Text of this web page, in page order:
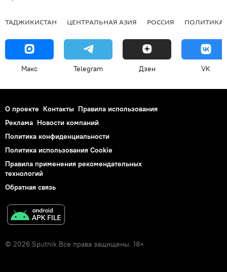
ТАДЖИКИСТАН ЦЕНТРАЛЬНАЯ АЗИЯ РОССИЯ ПОЛИТИКА
Макс Telegram Дзен VK
О проекте Контакты Правила использования
Реклама Новости компаний
Политика конфиденциальности
Политика использования Cookie
Правила применения рекомендательных
технологий
Обратная связь
© 2026 Sputnik Все права защищены. 18+